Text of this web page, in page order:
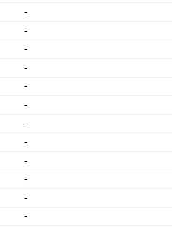
-
-
-
-
-
-
-
-
-
-
-
-